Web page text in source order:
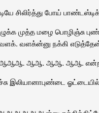
சிலிர்த்து போய்
முத்த மழை பொழிஞ்சு
வளக்ன்னு நக்கி
ஆஆஆ. ஆஆ. ஆஆ. ஆஆ.
இலியானாபுண்டை